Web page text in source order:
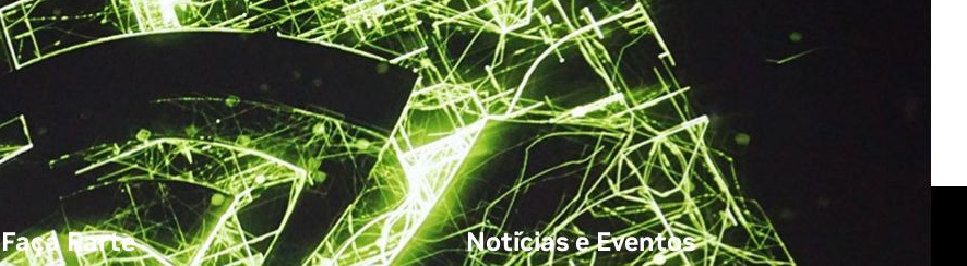
Faça Parte Notícias e Eventos